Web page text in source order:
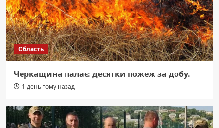
Область
Черкащина палає: десятки пожеж за добу.
1 день тому назад